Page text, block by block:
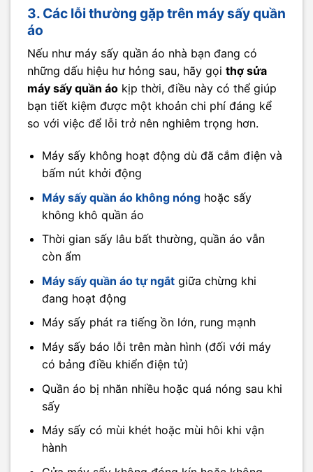
3. Các lỗi thường gặp trên máy sấy quần
áo
Nếu như máy sấy quần áo nhà bạn đang có
những dấu hiệu hư hỏng sau, hãy gọi thợ sửa
máy sấy quần áo kịp thời, điều này có thể giúp
bạn tiết kiệm được một khoản chi phí đáng kể
so với việc để lỗi trở nên nghiêm trọng hơn.
Máy sấy không hoạt động dù đã cắm điện và
bấm nút khởi động
Máy sấy quần áo không nónghoặc sấy
không khô quần áo
Thời gian sấy lâu bất thường, quần áo vẫn
còn ẩm
Máy sấy quần áo tự ngắtgiữa chừng khi
đang hoạt động
Máy sấy phát ra tiếng ồn lớn, rung mạnh
Máy sấy báo lỗi trên màn hình (đối với máy
có bảng điều khiển điện tử)
Quần áo bị nhăn nhiều hoặc quá nóng sau khi
sấy
Máy sấy có mùi khét hoặc mùi hôi khi vận
hành